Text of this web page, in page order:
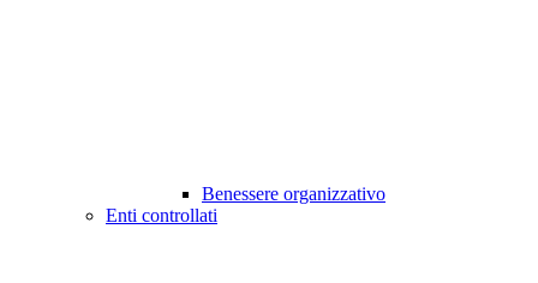
Benessere organizzativo
Enti controllati